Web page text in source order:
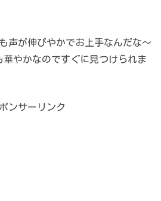
声が伸びやかでお上手なんだな～
やかなのですぐに見つけられま
ンサーリンク